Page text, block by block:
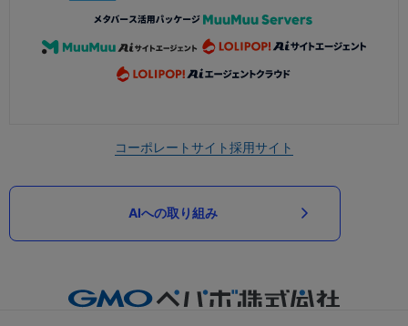
コーポレートサイト採用サイト
AIへの取り組み